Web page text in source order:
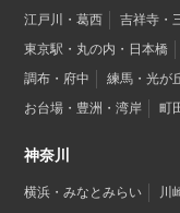
江戸川・葛西
吉祥寺・
東京駅・丸の内・日本橋
調布・府中
練馬・光が
お台場・豊洲・湾岸
町
神奈川
横浜・みなとみらい 川